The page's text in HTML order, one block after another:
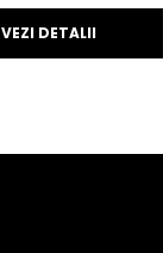
VEZI DETALII